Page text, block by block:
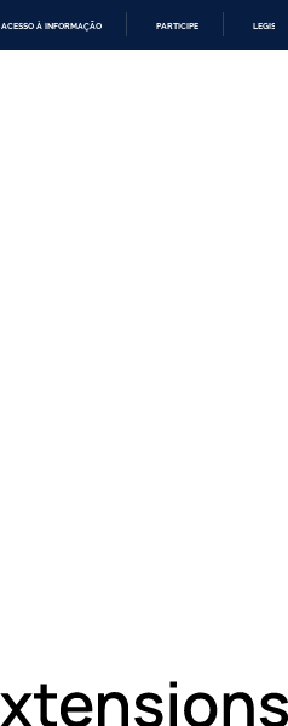
ACESSO À INFORMAÇÃO PARTICIPE